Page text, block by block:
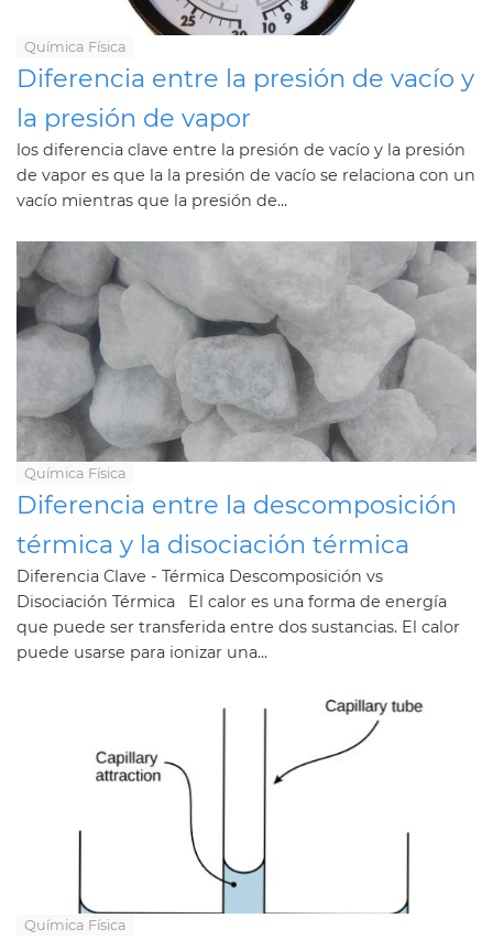
Química Física
Diferencia entre la presión de vacío y
la presión de vapor
los diferencia clave entre la presión de vacío y la presión
de vapor es que la la presión de vacío se relaciona con un
vacío mientras que la presión de...
Química Física
Diferencia entre la descomposición
térmica y la disociación térmica
Diferencia Clave - Térmica Descomposición vs
Disociación Térmica El calor es una forma de energía
que puede ser transferida entre dos sustancias. El calor
puede usarse para ionizar una...
Química Física